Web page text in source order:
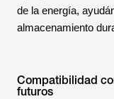
de la energía,
almacenamiento
Compatibilidad
futuros